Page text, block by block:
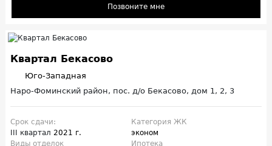
Позвоните мне
Квартал Бекасово
Юго-Западная
Наро-Фоминский район, пос. д/о Бекасово, дом 1, 2, 3
Срок сдачи:
III квартал 2021 г.
Категория ЖК
эконом
Виды отделок
Ипотека